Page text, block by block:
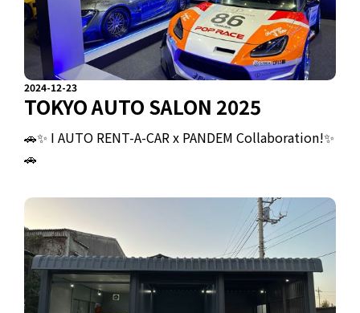
2024-12-23
TOKYO AUTO SALON 2025
🚗✨ I AUTO RENT-A-CAR x PANDEM Collaboration!✨
🚗